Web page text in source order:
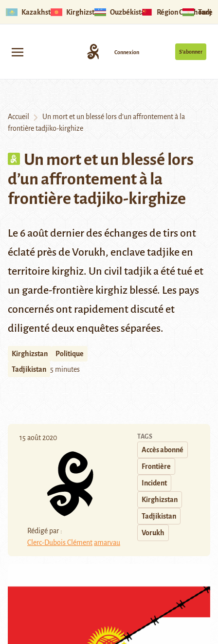
Kazakhstan Kirghizstan Ouzbékistan Région Ouïghoure
S’abonner
Connexion
Accueil
Un mort et un blessé lors d’un affrontement à la
frontière tadjiko-kirghize
Un mort et un blessé lors
d’un affrontement à la
frontière tadjiko-kirghize
Le 6 août dernier des échanges de tirs ont
éclaté près de Vorukh, enclave tadjike en
territoire kirghiz. Un civil tadjik a été tué et
un garde-frontière kirghiz blessé. Les pays
concernés ont rapidement discuté et
diligenté deux enquêtes séparées.
Kirghizstan
Politique
Tadjikistan 5 minutes
15 août 2020
Rédigé par :
Clerc-Dubois Clémentamarvau
TAGS
Accès abonné
Frontière
Incident
Kirghizstan
Tadjikistan
Vorukh